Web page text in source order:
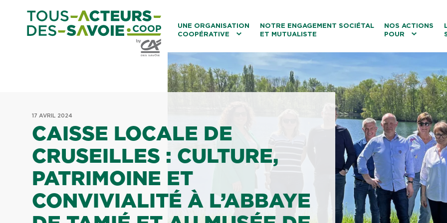
UNE ORGANISATION
COOPÉRATIVE
NOTRE ENGAGEMENT SOCIÉTAL
ET MUTUALISTE
NOS ACTIONS
POUR
Les transitions
La biodiversité
Les associations
17 AVRIL 2024
CAISSE LOCALE DE
CRUSEILLES : CULTURE,
PATRIMOINE ET
CONVIVIALITÉ À L’ABBAYE